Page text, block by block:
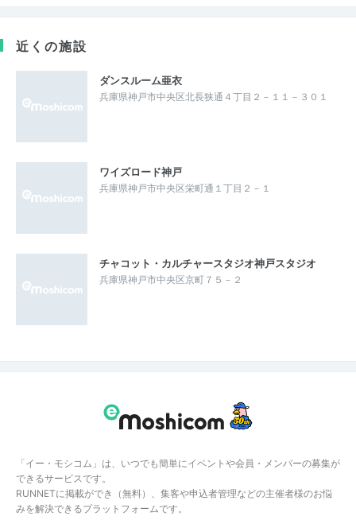
近くの施設
ダンスルーム亜衣
兵庫県神戸市中央区北長狭通４丁目２－１１－３０１
ワイズロード神戸
兵庫県神戸市中央区栄町通１丁目２－１
チャコット・カルチャースタジオ神戸スタジオ
兵庫県神戸市中央区京町７５－２
「イー・モシコム」は、いつでも簡単にイベントや会員・メンバーの募集が
できるサービスです。
RUNNETに掲載ができ（無料）、集客や申込者管理などの主催者様のお悩
みを解決できるプラットフォームです。